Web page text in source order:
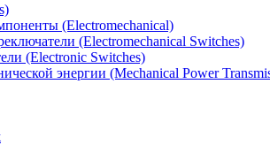
(Electromechanical)
(Electromechanical Switches)
(Electronic Switches)
энергии (Mechanical Power